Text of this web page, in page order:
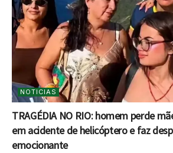
NOTICIAS
TRAGÉDIA NO RIO: homem perde
em acidente de helicóptero e faz
emocionante